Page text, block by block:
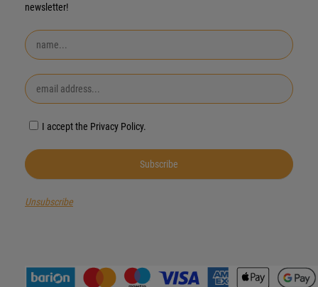
newsletter!
I accept the Privacy Policy.
Unsubscribe